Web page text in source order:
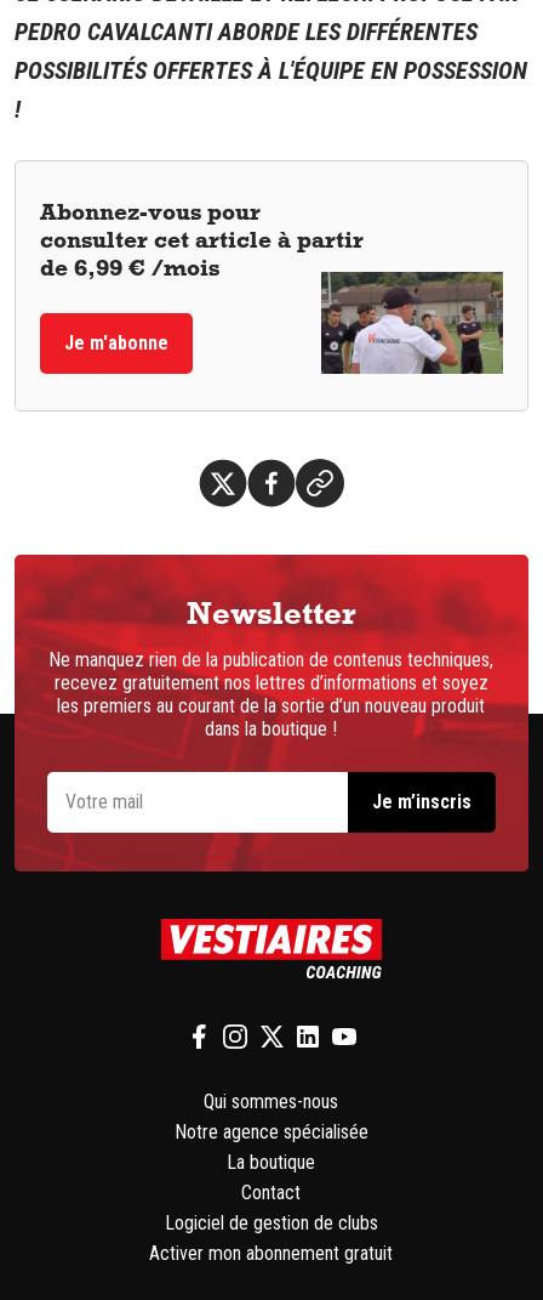
PEDRO CAVALCANTI ABORDE LES DIFFÉRENTES
POSSIBILITÉS OFFERTES À L'ÉQUIPE EN POSSESSION
!
Abonnez-vous pour
consulter cet article à partir
de 6,99 € /mois
Je m'abonne
Newsletter
Ne manquez rien de la publication de contenus techniques,
recevez gratuitement nos lettres d’informations et soyez
les premiers au courant de la sortie d’un nouveau produit
dans la boutique !
Qui sommes-nous
Notre agence spécialisée
La boutique
Contact
Logiciel de gestion de clubs
Activer mon abonnement gratuit